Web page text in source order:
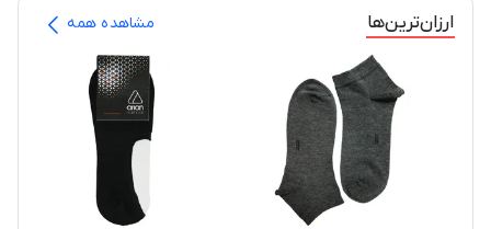
ارزان‌ترین‌ها مشاهده همه